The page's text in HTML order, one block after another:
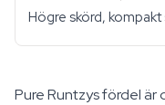
Högre skörd, kompakt
Pure Runtzys fördel